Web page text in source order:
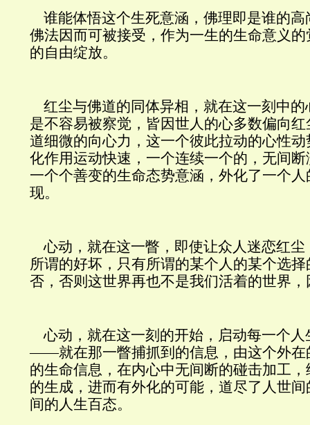
谁能体悟这个生死意涵，佛理即是谁的
佛法因而可被接受，作为一生的生命意义
的自由绽放。
红尘与佛道的同体异相，就在这一刻中
是不容易被察觉，皆因世人的心多数偏向
道细微的向心力，这一个彼此拉动的心性
化作用运动快速，一个连续一个的，无间
一个个善变的生命态势意涵，外化了一个
现。
心动，就在这一瞥，即使让众人迷恋红
所谓的好坏，只有所谓的某个人的某个选
否，否则这世界再也不是我们活着的世界
心动，就在这一刻的开始，启动每一个
——就在那一瞥捕抓到的信息，由这个外在
的生命信息，在内心中无间断的碰击加工
的生成，进而有外化的可能，道尽了人世
间的人生百态。